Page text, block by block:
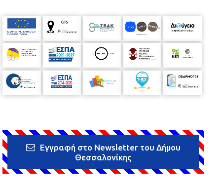
Εγγραφή στο Newsletter του Δήμου
Θεσσαλονίκης